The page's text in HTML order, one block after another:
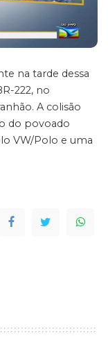
na tarde dessa
222, no
A colisão
do povoado
VW/Polo e uma